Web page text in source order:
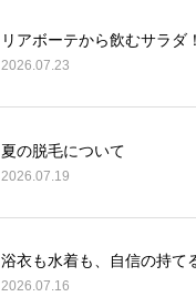
リアボーテから飲むサラダ
2026.07.23
夏の脱毛について
2026.07.19
浴衣も水着も、自信の持て
2026.07.16